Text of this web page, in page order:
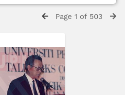
Page 1 of 503